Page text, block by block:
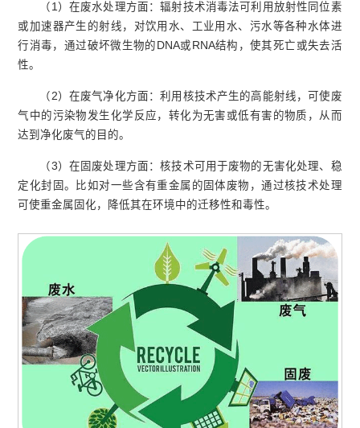
（1）在废水处理方面：辐射技术消毒法可利用放射性同位素
或加速器产生的射线，对饮用水、工业用水、污水等各种水体进
行消毒，通过破坏微生物的DNA或RNA结构，使其死亡或失去活
性。
（2）在废气净化方面：利用核技术产生的高能射线，可使废
气中的污染物发生化学反应，转化为无害或低有害的物质，从而
达到净化废气的目的。
（3）在固废处理方面：核技术可用于废物的无害化处理、稳
定化封固。比如对一些含有重金属的固体废物，通过核技术处理
可使重金属固化，降低其在环境中的迁移性和毒性。